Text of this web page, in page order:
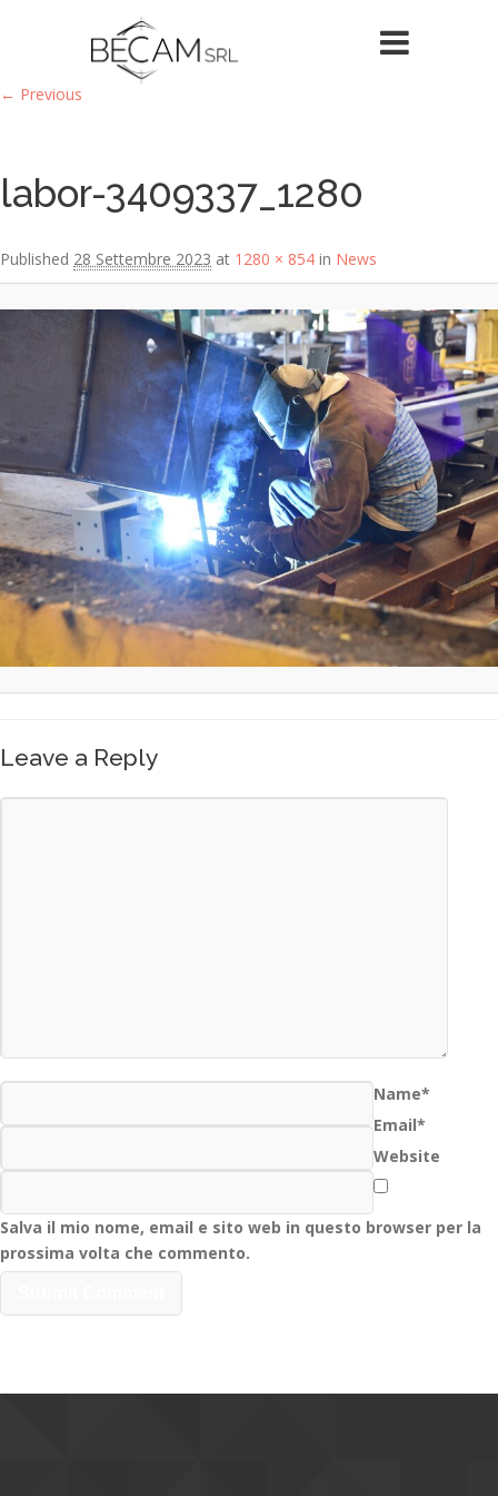
Image navigation
← Previous
labor-3409337_1280
Published 28 Settembre 2023 at 1280 × 854 in News
Leave a Reply
Name*
Email*
Website
Salva il mio nome, email e sito web in questo browser per la
prossima volta che commento.